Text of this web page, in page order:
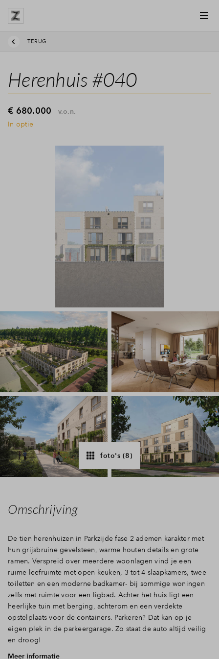
Inloggen
TERUG
Herenhuis #040
€ 680.000
v.o.n.
In optie
foto's (8)
Omschrijving
De tien herenhuizen in Parkzijde fase 2 ademen karakter met
hun grijsbruine gevelsteen, warme houten details en grote
ramen. Verspreid over meerdere woonlagen vind je een
ruime leefruimte met open keuken, 3 tot 4 slaapkamers, twee
toiletten en een moderne badkamer- bij sommige woningen
zelfs met ruimte voor een ligbad. Achter het huis ligt een
heerlijke tuin met berging, achterom en een verdekte
opstelplaats voor de containers. Parkeren? Dat kan op je
eigen plek in de parkeergarage. Zo staat de auto altijd veilig
en droog!
Meer informatie